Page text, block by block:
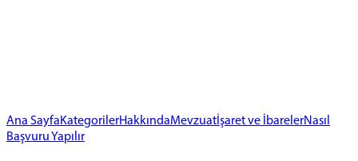
Ana SayfaKategorilerHakkındaMevzuatİşaret ve İbarelerNasıl
Başvuru Yapılır